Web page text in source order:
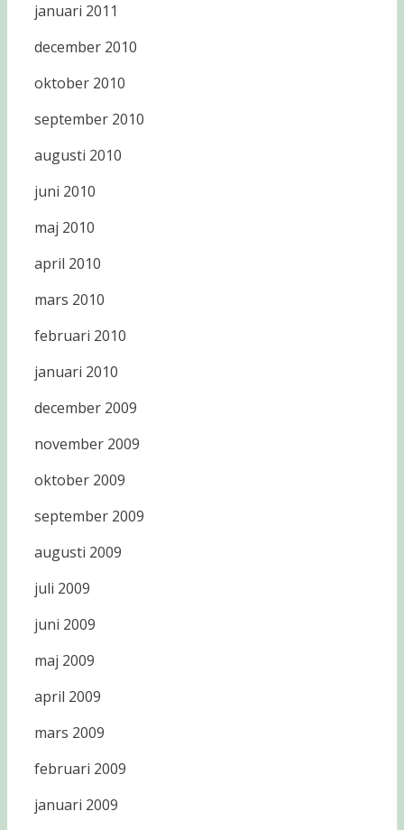
januari 2011
december 2010
oktober 2010
september 2010
augusti 2010
juni 2010
maj 2010
april 2010
mars 2010
februari 2010
januari 2010
december 2009
november 2009
oktober 2009
september 2009
augusti 2009
juli 2009
juni 2009
maj 2009
april 2009
mars 2009
februari 2009
januari 2009